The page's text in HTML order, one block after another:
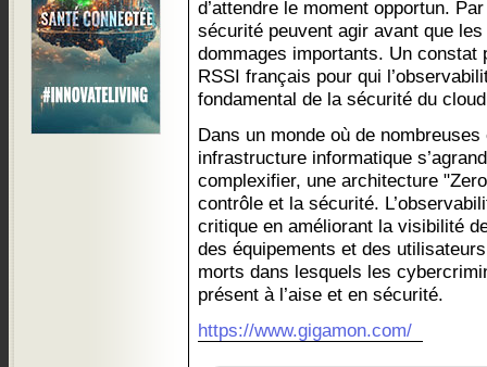
d’attendre le moment opportun.
sécurité peuvent agir avant que
dommages importants. Un constat
RSSI français pour qui
fondamental de la sécurité du cloud
Dans un monde où de
infrastructure informatique
complexifier, une architecture
contrôle et la sécurité.
critique en améliorant la visibilité
des équipements et des
morts dans lesquels les
présent à l’aise et en sécurité.
https://www.gigamon.com/